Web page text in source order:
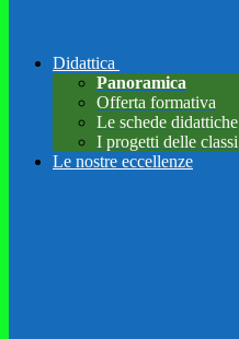
Didattica
Panoramica
Offerta formativa
Le schede didattiche
I progetti delle classi
Le nostre eccellenze